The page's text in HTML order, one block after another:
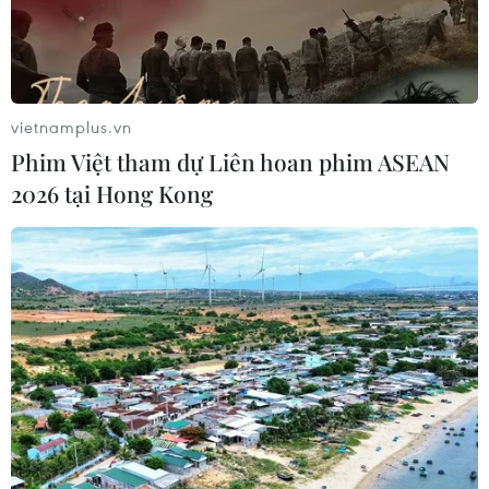
mang đồng thời hai đột biến gen
hiếm gặp
02/08/2026 05:58
Giao chỉ tiêu bao phủ bảo hiểm y tế
toàn quốc đạt 100% vào năm 2030
02/08/2026 04:54
Tạo đột phá từ y tế cơ sở đến phát
triển nguồn nhân lực
02/08/2026 03:25
Báo động cận thị học đường khi
vietnamplus.vn
Phim Việt tham dự Liên hoan phim ASEAN
2026 tại Hong Kong